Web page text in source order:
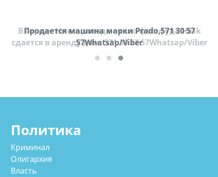
В городе Ниноцминда около фастфуда Hask
cдается в аренду дом, 571 30 57 57Whatsap/Viber
Продается машина марки Prado,571 30 57
57Whatsap/Viber
Политика
Криминал
Олигархия
Власть